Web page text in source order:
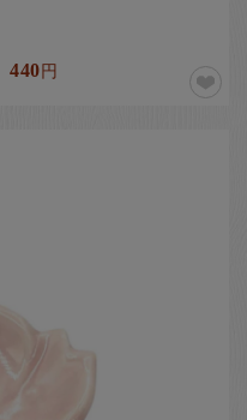
440円